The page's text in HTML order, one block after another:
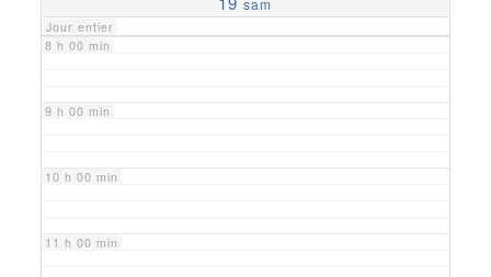
sam
Jour entier
8 h 00 min
9 h 00 min
10 h 00 min
11 h 00 min